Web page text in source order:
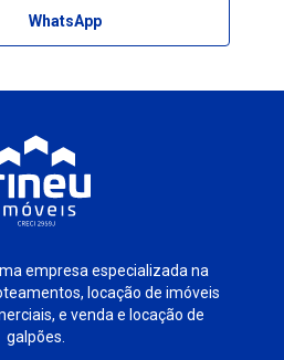
WhatsApp
empresa especializada na
locação de imóveis
e venda e locação de
galpões.